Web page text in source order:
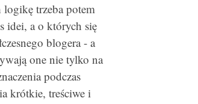
trzeba potem
idei, a o których się
blogera - a
one nie tylko na
podczas
krótkie, treściwe i